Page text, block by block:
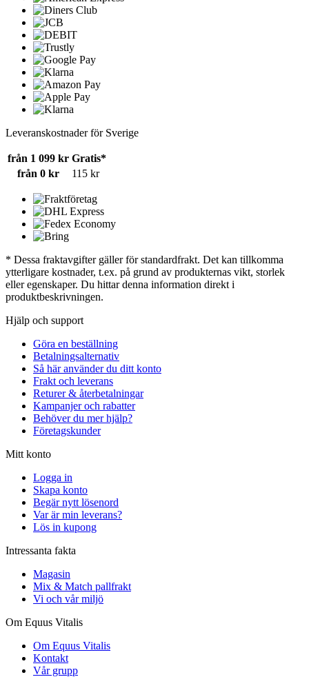
Leveranskostnader för Sverige
från 1 099 kr Gratis*
från 0 kr
115 kr
* Dessa fraktavgifter gäller för standardfrakt. Det kan tillkomma
ytterligare kostnader, t.ex. på grund av produkternas vikt, storlek
eller egenskaper. Du hittar denna information direkt i
produktbeskrivningen.
Hjälp och support
Göra en beställning
Betalningsalternativ
Så här använder du ditt konto
Frakt och leverans
Returer & återbetalningar
Kampanjer och rabatter
Behöver du mer hjälp?
Företagskunder
Mitt konto
Logga in
Skapa konto
Begär nytt lösenord
Var är min leverans?
Lös in kupong
Intressanta fakta
Magasin
Mix & Match pallfrakt
Vi och vår miljö
Om Equus Vitalis
Om Equus Vitalis
Kontakt
Vår grupp